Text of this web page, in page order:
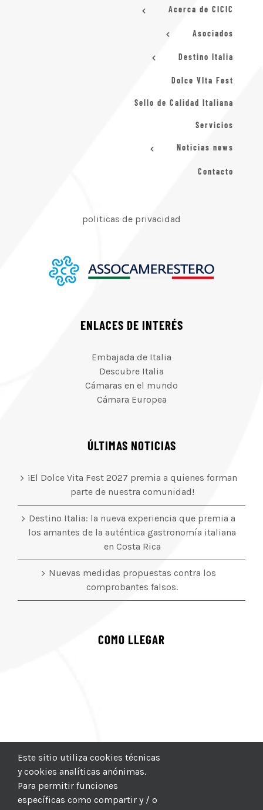
Acerca de CICIC
Asociados
Destino Italia
Dolce VIta Fest
Sello de Calidad Italiana
Servicios
Noticias news
Contacto
politicas de privacidad
ENLACES DE INTERÉS
Embajada de Italia
Descubre Italia
Cámaras en el mundo
Cámara Europea
ÚLTIMAS NOTICIAS
¡El Dolce Vita Fest 2027 premia a quienes forman
parte de nuestra comunidad!
Destino Italia: la nueva experiencia que premia a
los amantes de la auténtica gastronomía italiana
en Costa Rica
Nuevas medidas propuestas contra los
comprobantes falsos.
COMO LLEGAR
Este sitio utiliza cookies técnicas
y cookies analíticas anónimas.
Para permitir funciones
específicas como compartir y / o